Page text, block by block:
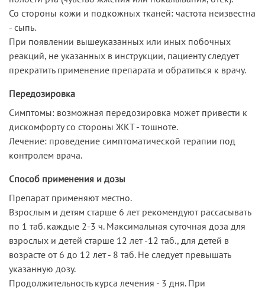
Со стороны кожи и подкожных тканей: частота неизвестна
- сыпь.
При появлении вышеуказанных или иных побочных
реакций, не указанных в инструкции, пациенту следует
прекратить применение препарата и обратиться к врачу.
Передозировка
Симптомы: возможная передозировка может привести к
дискомфорту со стороны ЖКТ - тошноте.
Лечение: проведение симптоматической терапии под
контролем врача.
Способ применения и дозы
Препарат применяют местно.
Взрослым и детям старше 6 лет рекомендуют рассасывать
по 1 таб. каждые 2-3 ч. Максимальная суточная доза для
взрослых и детей старше 12 лет -12 таб., для детей в
возрасте от 6 до 12 лет - 8 таб. Не следует превышать
указанную дозу.
Продолжительность курса лечения - 3 дня. При